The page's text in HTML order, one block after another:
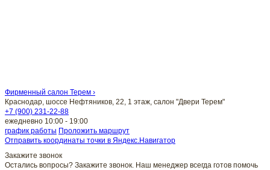
Фирменный салон Терем ›
Краснодар, шоссе Нефтяников, 22, 1 этаж, салон "Двери Терем"
+7 (900) 231-22-88
ежедневно 10:00 - 19:00
график работы Проложить маршрут
Отправить координаты точки в Яндекс.Навигатор
Закажите звонок
Остались вопросы? Закажите звонок. Наш менеджер всегда готов помочь